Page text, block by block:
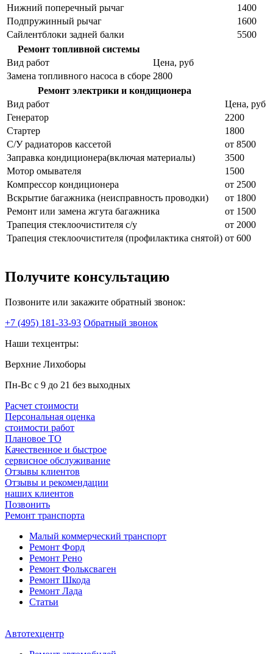
Нижний поперечный рычаг
1400
Подпружинный рычаг
1600
Сайлентблоки задней балки
5500
Ремонт топливной системы
Вид работ
Цена, руб
Замена топливного насоса в сборе 2800
Ремонт электрики и кондиционера
Вид работ
Цена, руб
Генератор
2200
Стартер
1800
С/У радиаторов кассетой
от 8500
Заправка кондиционера(включая материалы)
3500
Мотор омывателя
1500
Компрессор кондиционера
от 2500
Вскрытие багажника (неисправность проводки)
от 1800
Ремонт или замена жгута багажника
от 1500
Трапеция стеклоочистителя с/у
от 2000
Трапеция стеклоочистителя (профилактика снятой) от 600
Получите консультацию
Позвоните или закажите обратный звонок:
+7 (495) 181-33-93 Обратный звонок
Наши техцентры:
Верхние Лихоборы
Пн-Вс с 9 до 21 без выходных
Расчет стоимости
Персональная оценка
стоимости работ
Плановое ТО
Качественное и быстрое
сервисное обслуживание
Отзывы клиентов
Отзывы и рекомендации
наших клиентов
Позвонить
Ремонт транспорта
Малый коммерческий транспорт
Ремонт Форд
Ремонт Рено
Ремонт Фольксваген
Ремонт Шкода
Ремонт Лада
Статьи
Автотехцентр